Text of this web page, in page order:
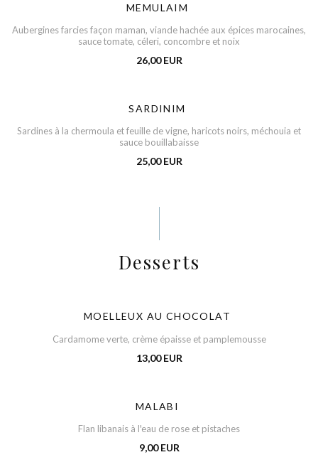
MEMULAIM
Aubergines farcies façon maman, viande hachée aux épices marocaines,
sauce tomate, céleri, concombre et noix
26,00 EUR
SARDINIM
Sardines à la chermoula et feuille de vigne, haricots noirs, méchouia et
sauce bouillabaisse
25,00 EUR
Desserts
MOELLEUX AU CHOCOLAT
Cardamome verte, crème épaisse et pamplemousse
13,00 EUR
MALABI
Flan libanais à l'eau de rose et pistaches
9,00 EUR